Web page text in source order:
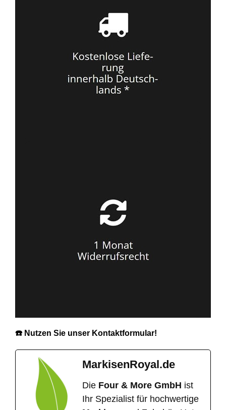
☎️ Nutzen Sie unser Kontaktformular!
MarkisenRoyal.de
Die Four & More GmbH ist
Ihr Spezialist für hochwertige